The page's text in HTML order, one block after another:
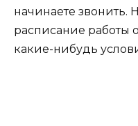
начинаете звонить.
расписание работы
какие-нибудь